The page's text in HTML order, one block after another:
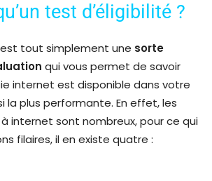
test d’éligibilité ?
tout simplement une sorte
qui vous permet de savoir
internet est disponible dans votre
la plus performante. En effet, les
internet sont nombreux, pour ce qui
filaires, il en existe quatre :